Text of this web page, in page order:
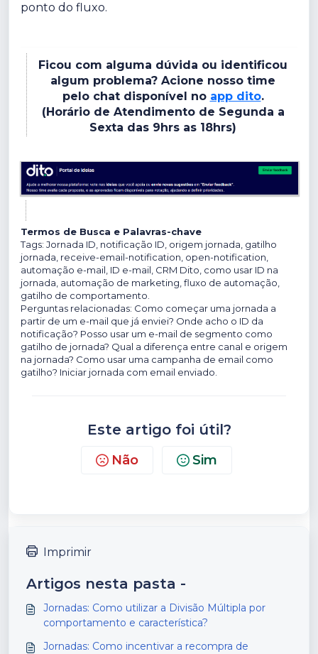
ponto do fluxo.
Ficou com alguma dúvida ou identificou
algum problema? Acione nosso time
pelo chat disponível no app dito.
(Horário de Atendimento de Segunda a
Sexta das 9hrs as 18hrs)
Termos de Busca e Palavras-chave
Tags: Jornada ID, notificação ID, origem jornada, gatilho
jornada, receive-email-notification, open-notification,
automação e-mail, ID e-mail, CRM Dito, como usar ID na
jornada, automação de marketing, fluxo de automação,
gatilho de comportamento.
Perguntas relacionadas: Como começar uma jornada a
partir de um e-mail que já enviei? Onde acho o ID da
notificação? Posso usar um e-mail de segmento como
gatilho de jornada? Qual a diferença entre canal e origem
na jornada? Como usar uma campanha de email como
gatilho? Iniciar jornada com email enviado.
Este artigo foi útil?
Não Sim
Imprimir
Artigos nesta pasta -
Jornadas: Como utilizar a Divisão Múltipla por
comportamento e característica?
Jornadas: Como incentivar a recompra de